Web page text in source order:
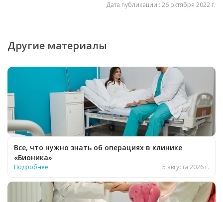
Дата публикации : 26 октября 2022 г.
Другие материалы
Все, что нужно знать об операциях в клинике
«Бионика»
Подробнее 5 августа 2026 г.